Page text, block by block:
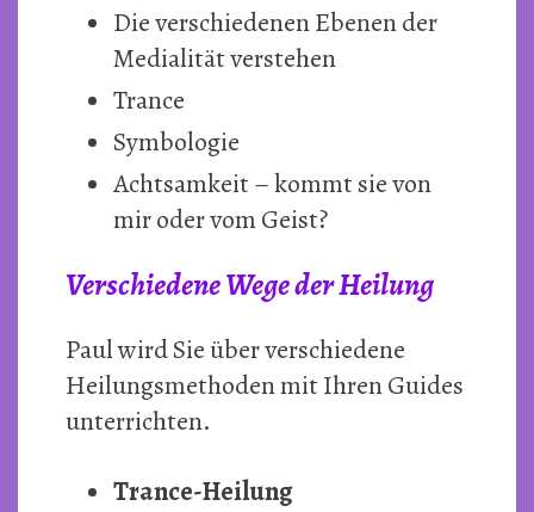
Die verschiedenen Ebenen der
Medialität verstehen
Trance
Symbologie
Achtsamkeit – kommt sie von
mir oder vom Geist?
Verschiedene Wege der Heilung
Paul wird Sie über verschiedene
Heilungsmethoden mit Ihren Guides
unterrichten.
Trance-Heilung